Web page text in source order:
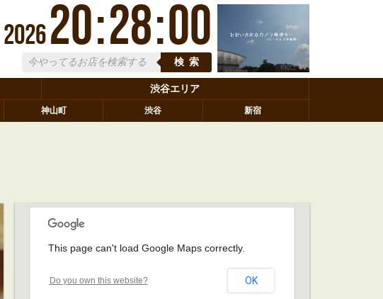
202620:28:01
検索
渋谷エリア
神山町 渋谷 新宿
This page can't load Google Maps correctly.
Do you own this website? OK